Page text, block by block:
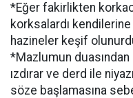
*Eğer fakirlikten
korksalardı
hazineler keşif
*Mazlumun duasından
ızdırar ve derd ile
söze başlamasına